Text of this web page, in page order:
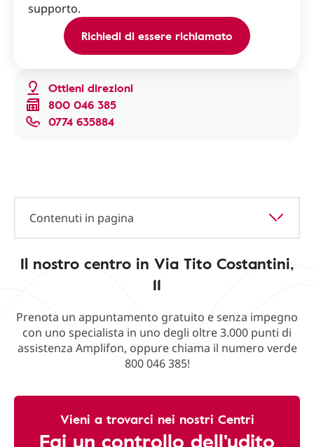
Ottieni direzioni
800 046 385
0774 635884
supporto.
Richiedi di essere richiamato
Contenuti in pagina
Il nostro centro in Via Tito Costantini,
11
Prenota un appuntamento gratuito e senza impegno
con uno specialista in uno degli oltre 3.000 punti di
assistenza Amplifon, oppure chiama il numero verde
800 046 385!
Vieni a trovarci nei nostri Centri
Fai un controllo dell'udito